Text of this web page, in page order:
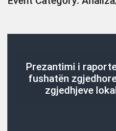
Prezantimi i
fushatën
zgjedhjeve